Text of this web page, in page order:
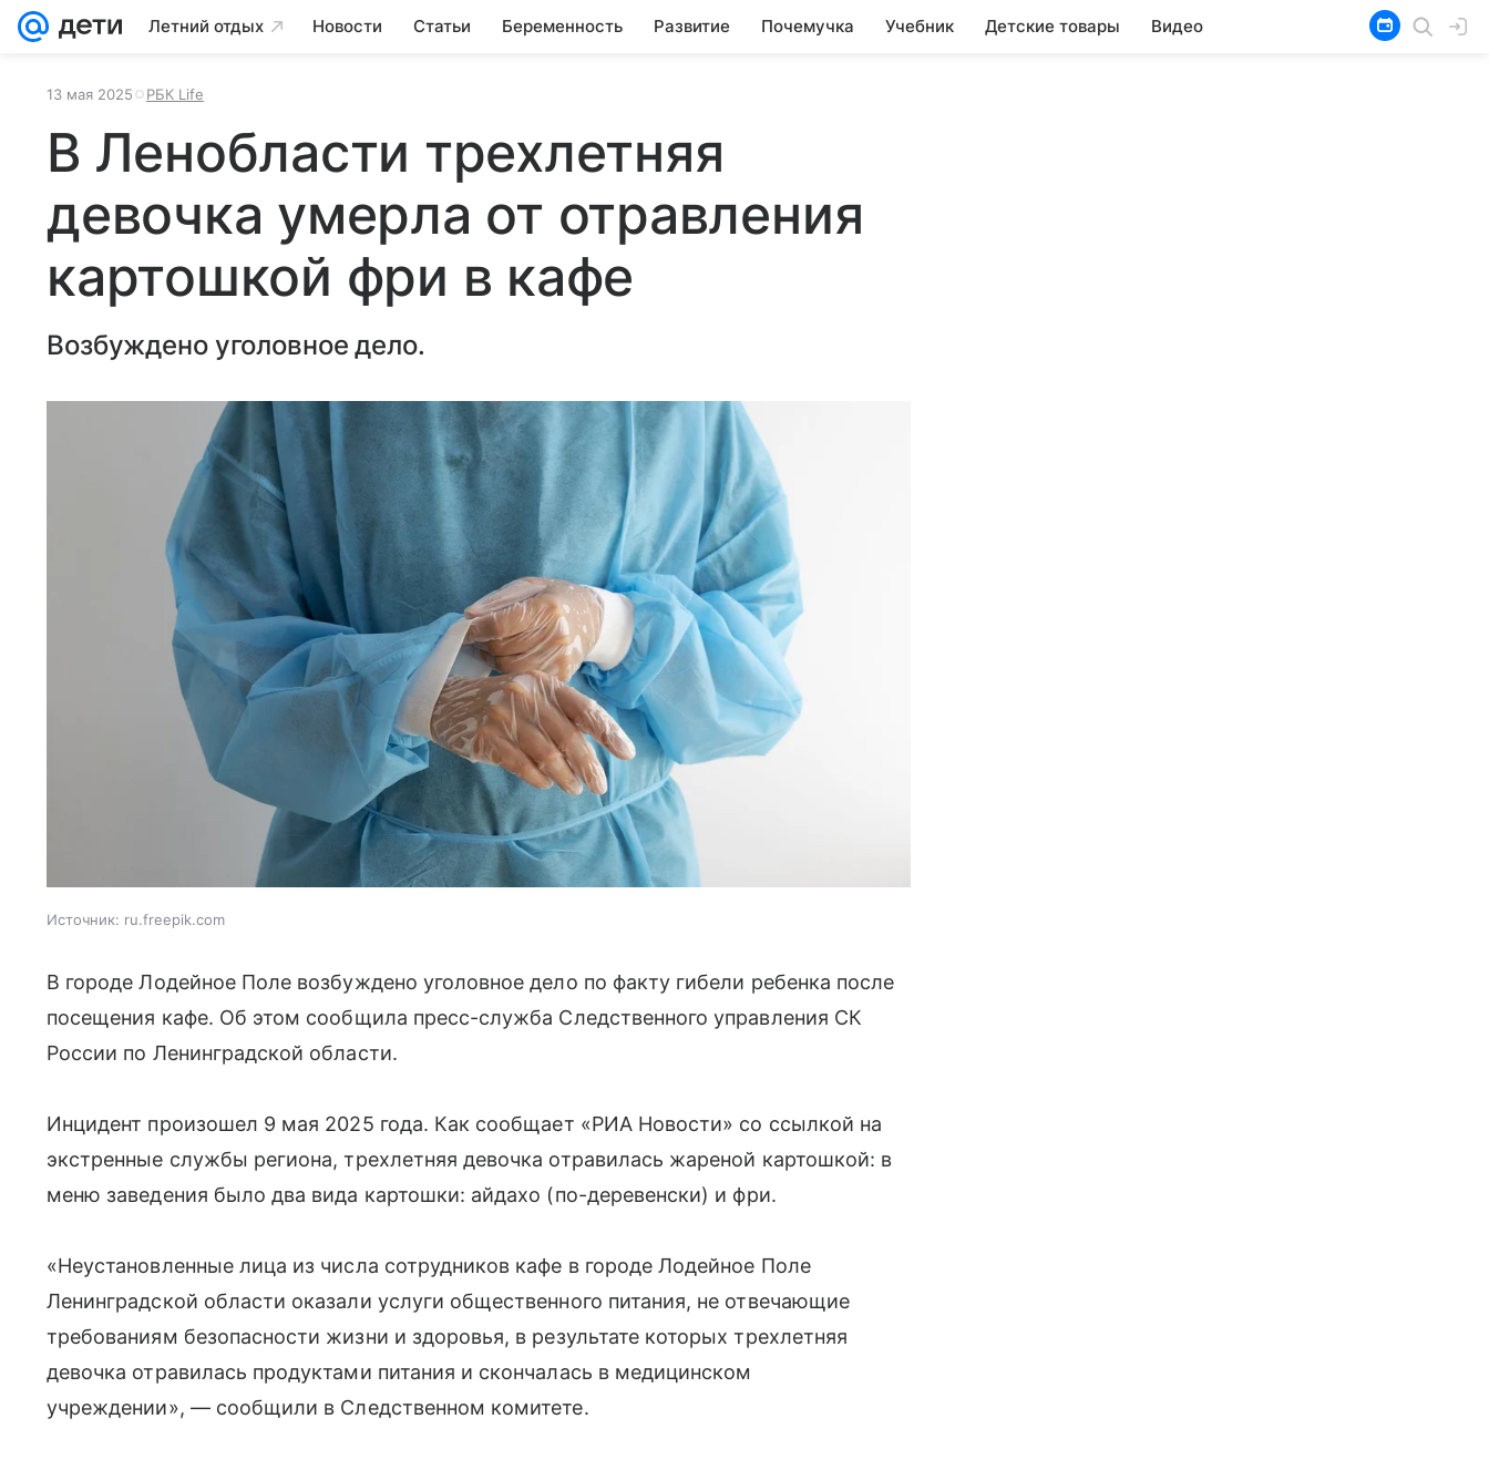
Летний отдых Новости Статьи Беременность Развитие Почемучка Учебник Детские товары Видео
13 мая 2025 РБК Life
В Ленобласти трехлетняя
девочка умерла от отравления
картошкой фри в кафе
Возбуждено уголовное дело.
Источник: ru.freepik.com
В городе Лодейное Поле возбуждено уголовное дело по факту гибели ребенка после
посещения кафе. Об этом сообщила пресс-служба Следственного управления СК
России по Ленинградской области.
Инцидент произошел 9 мая 2025 года. Как сообщает «РИА Новости» со ссылкой на
экстренные службы региона, трехлетняя девочка отравилась жареной картошкой: в
меню заведения было два вида картошки: айдахо (по-деревенски) и фри.
«Неустановленные лица из числа сотрудников кафе в городе Лодейное Поле
Ленинградской области оказали услуги общественного питания, не отвечающие
требованиям безопасности жизни и здоровья, в результате которых трехлетняя
девочка отравилась продуктами питания и скончалась в медицинском
учреждении», — сообщили в Следственном комитете.